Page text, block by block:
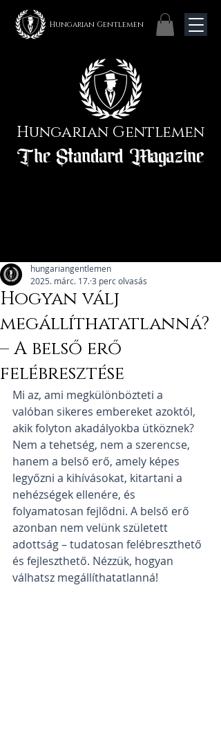
Hungarian Gentlemen
Hungarian Gentlemen
The Standard Magazine
Hogyan válj
megállíthatatlanná?
– A belső erő
felébresztése
hungariangentlemen
2025. márc. 17.3 perc olvasás
Mi az, ami megkülönbözteti a
valóban sikeres embereket azoktól,
akik folyton akadályokba ütköznek?
Nem a tehetség, nem a szerencse,
hanem a belső erő, amely képes
legyőzni a kihívásokat, kitartani a
nehézségek ellenére, és
folyamatosan fejlődni. A belső erő
azonban nem velünk született
adottság – tudatosan felébreszthető
és fejleszthető. Nézzük, hogyan
válhatsz megállíthatatlanná!